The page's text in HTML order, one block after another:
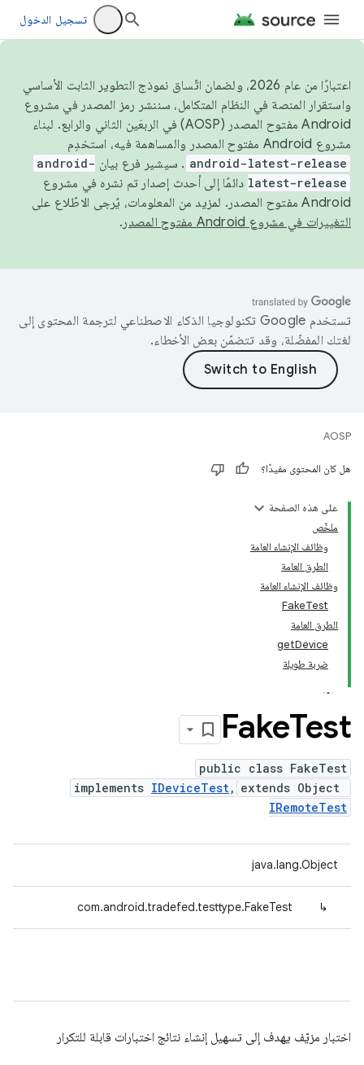
تسجيل الدخول
اعتبارًا من عام 2026، ولضمان اتّساق نموذج التطوير الثابت الأساسي
واستقرار المنصة في النظام المتكامل، سننشر رمز المصدر في مشروع
Android مفتوح المصدر (AOSP) في الربعَين الثاني والرابع. لبناء
مشروع Android مفتوح المصدر والمساهمة فيه، استخدِم
android-latest-release . سيشير فرع بيان android-
latest-release دائمًا إلى أحدث إصدار تم نشره في مشروع
Android مفتوح المصدر. لمزيد من المعلومات، يُرجى الاطّلاع على
التغييرات في مشروع Android مفتوح المصدر
.
تستخدم Google تكنولوجيا الذكاء الاصطناعي لترجمة المحتوى إلى
لغتك المفضّلة، وقد تتضمّن بعض الأخطاء.
AOSP
هل كان المحتوى مفيدًا؟
على هذه الصفحة
ملخّص
وظائف الإنشاء العامة
الطرق العامة
وظائف الإنشاء العامة
FakeTest
الطرق العامة
getDevice
ضربة طويلة
FakeTest
public class FakeTest
extends Object
implements IDeviceTest,
IRemoteTest
java.lang.Object
↳
com.android.tradefed.testtype.FakeTest
اختبار مزيّف يهدف إلى تسهيل إنشاء نتائج اختبارات قابلة للتكرار